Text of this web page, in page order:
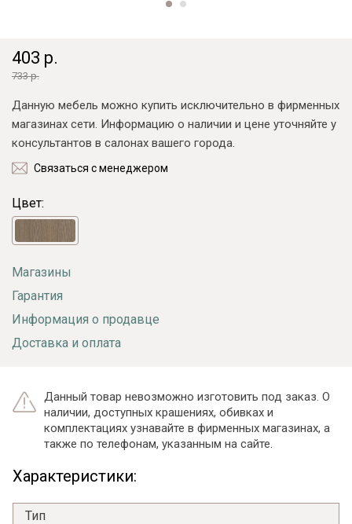
403 р.
733 р.
Данную мебель можно купить исключительно в фирменных
магазинах сети. Информацию о наличии и цене уточняйте у
консультантов в салонах вашего города.
Связаться с менеджером
Цвет:
Магазины
Гарантия
Информация о продавце
Доставка и оплата
Данный товар невозможно изготовить под заказ. О
наличии, доступных крашениях, обивках и
комплектациях узнавайте в фирменных магазинах, а
также по телефонам, указанным на сайте.
Характеристики:
Тип